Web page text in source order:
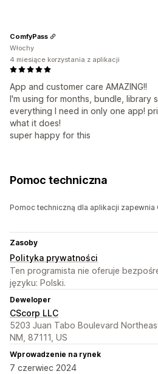
App and customer care AMAZING!!
I'm using for months, bundle, library
everything I need in only one app!
what it does!
super happy for this
ComfyPass
Włochy
4 miesiące korzystania z aplikacji
Pomoc techniczna
Pomoc techniczną dla aplikacji zapewnia
Zasoby
Polityka prywatności
Ten programista nie oferuje
języku: Polski.
Deweloper
CScorp LLC
5203 Juan Tabo Boulevard
NM, 87111, US
Wprowadzenie na rynek
7 czerwiec 2024